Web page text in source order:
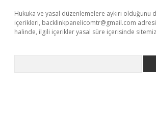
Hukuka ve yasal düzenlemelere aykırı olduğunu
içerikleri, backlinkpanelicomtr@gmail.com
halinde, ilgili içerikler yasal süre içerisinde